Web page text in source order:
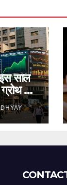
साल
का